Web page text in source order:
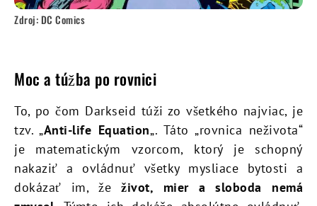
Zdroj: DC Comics
Moc a túžba po rovnici
To, po čom Darkseid túži zo všetkého najviac, je
tzv. „Anti-life Equation„. Táto „rovnica neživota“
je matematickým vzorcom, ktorý je schopný
nakaziť a ovládnuť všetky mysliace bytosti a
dokázať im, žeživot, mier a sloboda nemá